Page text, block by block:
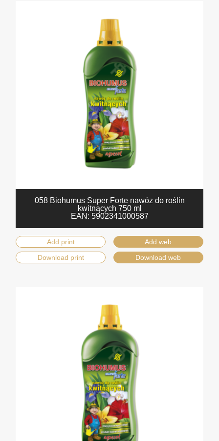
058 Biohumus Super Forte nawóz do roślin
kwitnących 750 ml
EAN: 5902341000587
Add print
Add web
Download print
Download web